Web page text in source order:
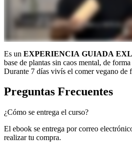
Es un EXPERIENCIA GUIADA
base de plantas sin caos mental, de
Durante 7 días vivís el comer vegano de
Preguntas Frecuentes
¿Cómo se entrega el curso?
El ebook se entrega por correo
realizar tu compra.